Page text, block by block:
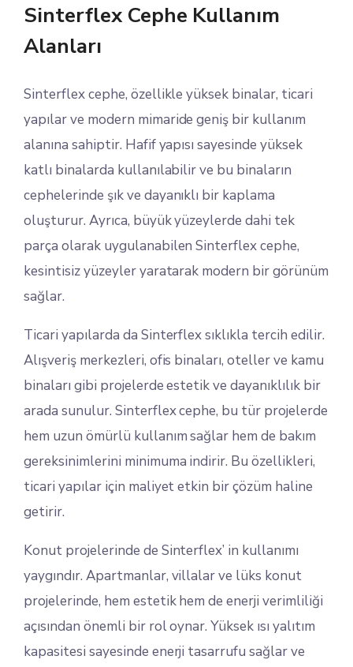
Sinterflex Cephe Kullanım
Alanları
Sinterflex cephe, özellikle yüksek binalar, ticari
yapılar ve modern mimaride geniş bir kullanım
alanına sahiptir. Hafif yapısı sayesinde yüksek
katlı binalarda kullanılabilir ve bu binaların
cephelerinde şık ve dayanıklı bir kaplama
oluşturur. Ayrıca, büyük yüzeylerde dahi tek
parça olarak uygulanabilen Sinterflex cephe,
kesintisiz yüzeyler yaratarak modern bir görünüm
sağlar.
Ticari yapılarda da Sinterflex sıklıkla tercih edilir.
Alışveriş merkezleri, ofis binaları, oteller ve kamu
binaları gibi projelerde estetik ve dayanıklılık bir
arada sunulur. Sinterflex cephe, bu tür projelerde
hem uzun ömürlü kullanım sağlar hem de bakım
gereksinimlerini minimuma indirir. Bu özellikleri,
ticari yapılar için maliyet etkin bir çözüm haline
getirir.
Konut projelerinde de Sinterflex’ in kullanımı
yaygındır. Apartmanlar, villalar ve lüks konut
projelerinde, hem estetik hem de enerji verimliliği
açısından önemli bir rol oynar. Yüksek ısı yalıtım
kapasitesi sayesinde enerji tasarrufu sağlar ve